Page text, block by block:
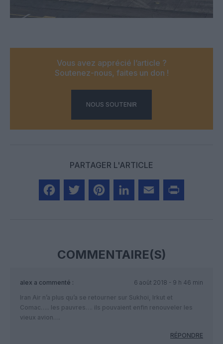
Vous avez apprécié l’article ?
Soutenez-nous, faites un don !
NOUS SOUTENIR
PARTAGER L'ARTICLE
COMMENTAIRE(S)
alex a commenté :
6 août 2018 - 9 h 46 min
Iran Air n’a plus qu’a se retourner sur Sukhoi, Irkut et
Comac….. les pauvres…. ils pouvaient enfin renouveler les
vieux avion….
RÉPONDRE